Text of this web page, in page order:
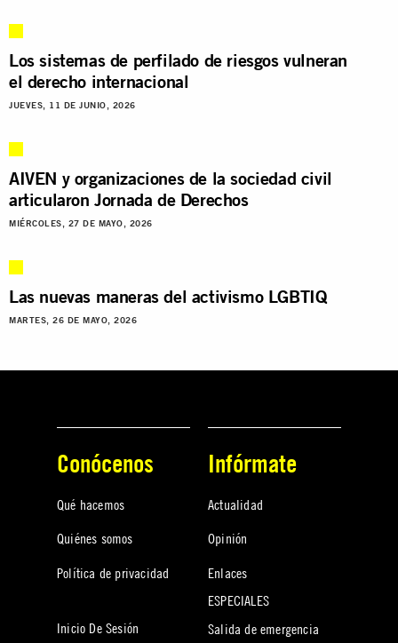
Los sistemas de perfilado de riesgos vulneran
el derecho internacional
JUEVES, 11 DE JUNIO, 2026
AIVEN y organizaciones de la sociedad civil
articularon Jornada de Derechos
MIÉRCOLES, 27 DE MAYO, 2026
Las nuevas maneras del activismo LGBTIQ
MARTES, 26 DE MAYO, 2026
Conócenos
Qué hacemos
Quiénes somos
Política de privacidad
Inicio De Sesión
Infórmate
Actualidad
Opinión
Enlaces
ESPECIALES
Salida de emergencia